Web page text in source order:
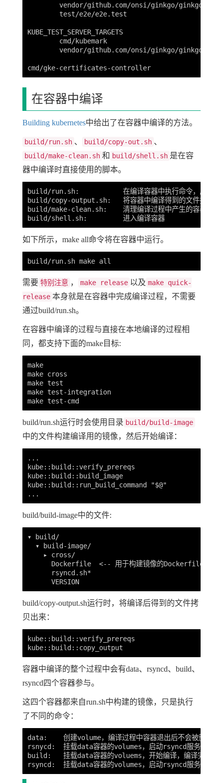
KUBE_TEST_SERVER_TARGETS
在容器中编译
Building kubernetes中给出了在容器中编译的方法。
build/run.sh 、 build/copy-out.sh 、
build/make-clean.sh 和 build/shell.sh 是在容
器中编译时直接使用的脚本。
build/run.sh:           在编译容器中执行命令，后面跟随
build/copy-output.sh:   将容器中编译得到的文件拷贝到
build/make-clean.sh:    清理编译过程中产生的容器和文
如下所示，make all命令将在容器中运行。
需要 特别注意 ， make release 以及 make quick-
release 本身就是在容器中完成编译过程，不需要
通过build/run.sh。
在容器中编译的过程与直接在本地编译的过程相
同，都支持下面的make目标:
make
make cross
make test
make test-integration
build/run.sh运行时会使用目录 build/build-image
中的文件构建编译用的镜像，然后开始编译：
...
kube::build::verify_prereqs
kube::build::build_image
kube::build::run_build_command "$@"
build/build-image中的文件:
▾ build/
  ▾ build-image/
    ▸ cross/
      Dockerfile  <-- 用于构建镜像的Dockerfile
      rsyncd.sh*
build/copy-output.sh运行时，将编译后得到的文件拷
贝出来：
kube::build::verify_prereqs
容器中编译的整个过程中会有data、rsyncd、build、
rsyncd四个容器参与。
这四个容器都来自run.sh中构建的镜像，只是执行
了不同的命令：
data:    创建volume，编译过程中容器退出后不会被删除，
rsnycd:  挂载data容器的volumes，启动rsyncd服务，接收
build:   挂载data容器的voluems，开始编译，编译完成后